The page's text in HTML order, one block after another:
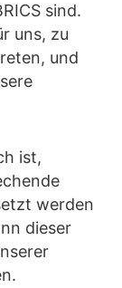
sind.
uns, zu
und
ist,
werden
dieser